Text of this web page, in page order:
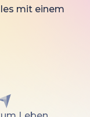
mit einem